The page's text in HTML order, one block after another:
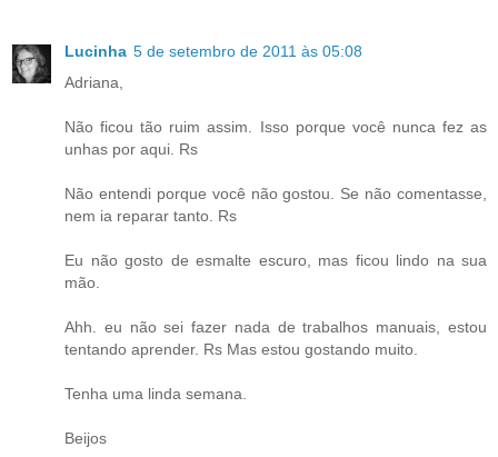
Lucinha 5 de setembro de 2011 às 05:08
Adriana,
Não ficou tão ruim assim. Isso porque você nunca fez as
unhas por aqui. Rs
Não entendi porque você não gostou. Se não comentasse,
nem ia reparar tanto. Rs
Eu não gosto de esmalte escuro, mas ficou lindo na sua
mão.
Ahh. eu não sei fazer nada de trabalhos manuais, estou
tentando aprender. Rs Mas estou gostando muito.
Tenha uma linda semana.
Beijos